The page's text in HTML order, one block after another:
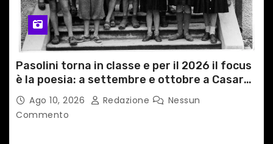
o
l
i
Pasolini torna in classe e per il 2026 il focus
è la poesia: a settembre e ottobre a Casarsa
(Pn) l’originale percorso per docenti delle
scuole medie e superiori
Ago 10, 2026 Redazione
Nessun
Commento